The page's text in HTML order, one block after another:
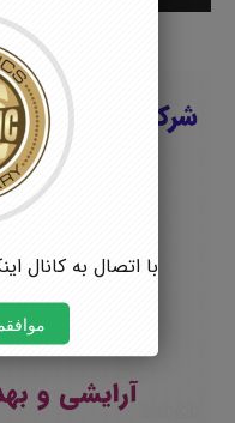
با اتصال به کانال
موافقم